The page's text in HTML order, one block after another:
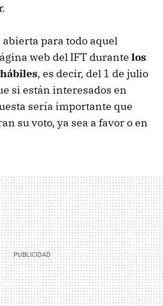
para todo aquel
web del IFT durante los
, es decir, del 1 de julio
si están interesados en
sería importante que
su voto, ya sea a favor o en